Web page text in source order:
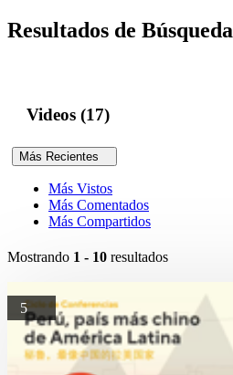
Resultados de Búsqueda
Videos (17)
Más Recientes
Más Vistos
Más Comentados
Más Compartidos
Mostrando 1 - 10 resultados
5